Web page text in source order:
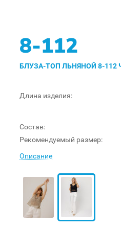
8-112
БЛУЗА-ТОП ЛЬНЯНОЙ 8-112
Длина изделия:
Состав:
Рекомендуемый размер:
Описание